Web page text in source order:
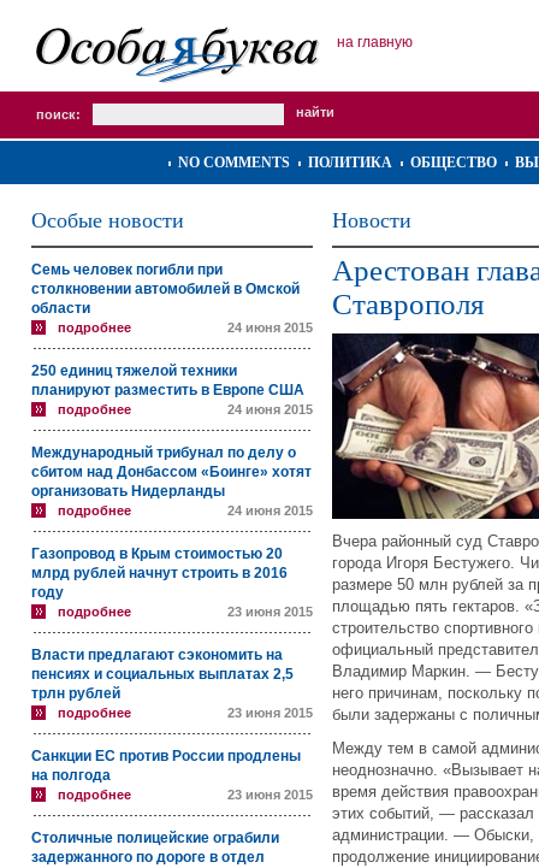
на главную
поиск:
NO COMMENTS ПОЛИТИКА ОБЩЕСТВО
Особые новости
Семь человек погибли при
столкновении автомобилей в Омской
области
подробнее 24 июня 2015
250 единиц тяжелой техники
планируют разместить в Европе США
подробнее 24 июня 2015
Международный трибунал по делу о
сбитом над Донбассом «Боинге» хотят
организовать Нидерланды
подробнее 24 июня 2015
Газопровод в Крым стоимостью 20
млрд рублей начнут строить в 2016
году
подробнее 23 июня 2015
Власти предлагают сэкономить на
пенсиях и социальных выплатах 2,5
трлн рублей
подробнее 23 июня 2015
Санкции ЕС против России продлены
на полгода
подробнее 23 июня 2015
Столичные полицейские ограбили
задержанного по дороге в отдел
Новости
Арестован
Ставрополя
Вчера районный суд
города Игоря Бестужего.
размере 50 млн рублей за
площадью пять гектаров.
строительство
официальный
Владимир Маркин. —
него причинам, поскольку
были задержаны с
Между тем в самой
неоднозначно. «Вызывает
время действия
этих событий, — рассказал
администрации. — Обыски,
продолжение